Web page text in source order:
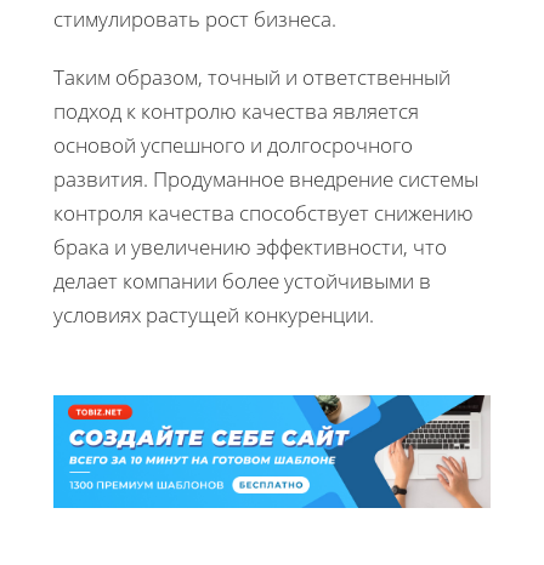
стимулировать рост бизнеса.
Таким образом, точный и ответственный
подход к контролю качества является
основой успешного и долгосрочного
развития. Продуманное внедрение системы
контроля качества способствует снижению
брака и увеличению эффективности, что
делает компании более устойчивыми в
условиях растущей конкуренции.